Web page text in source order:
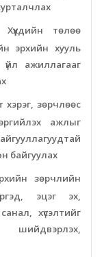
алба утүг
хэлтэс
төлөө
эрхийн хууль
ажиллагааг
хэрэг, зөрчлөөс
ажлыг
байгуулах
зөрчлийн
эцэг эх,
санал, хүсэлтийг
шийдвэрлэх,